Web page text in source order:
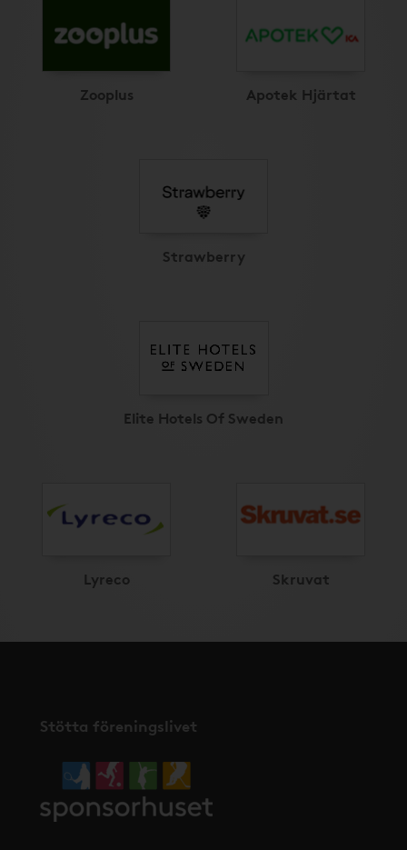
Zooplus Apotek Hjärtat
Strawberry
Elite Hotels Of Sweden
Lyreco Skruvat
Stötta föreningslivet